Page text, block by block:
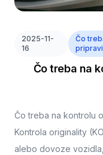
2025-11-
16
Čo
Čo treba na
Čo treba na kontrolu
Kontrola originality
alebo dovoze